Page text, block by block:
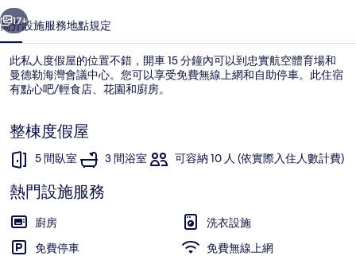
可
入
住
10
之
家
飯
店
的
個 下一個
17+
簡介設施服務地點規定
此私人度假屋的位置不錯，開車 15 分鐘內可以到忠實航空體育場和
曼德勒海灣會議中心。您可以享受免費無線上網和自助停車。此住宿
有點心吧/輕食店、花園和廚房。
整棟度假屋
5 間臥室 3 間浴室 可容納 10 人 (依實際入住人數計費)
熱門設施服務
廚房
洗衣設施
免費停車
免費無線上網